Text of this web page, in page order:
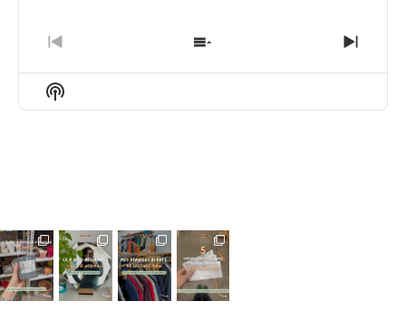
PREVIOUS
EPISODE
SHOW
EPISODES
NEXT
Show
Podcast